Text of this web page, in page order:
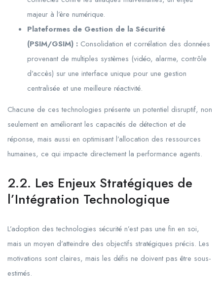
majeur à l’ère numérique.
Plateformes de Gestion de la Sécurité
(PSIM/GSIM) : Consolidation et corrélation des données
provenant de multiples systèmes (vidéo, alarme, contrôle
d’accès) sur une interface unique pour une gestion
centralisée et une meilleure réactivité.
Chacune de ces technologies présente un potentiel disruptif, non
seulement en améliorant les capacités de détection et de
réponse, mais aussi en optimisant l’allocation des ressources
humaines, ce qui impacte directement la performance agents.
2.2. Les Enjeux Stratégiques de
l’Intégration Technologique
L’adoption des technologies sécurité n’est pas une fin en soi,
mais un moyen d’atteindre des objectifs stratégiques précis. Les
motivations sont claires, mais les défis ne doivent pas être sous-
estimés.